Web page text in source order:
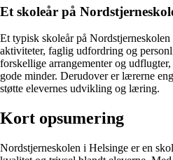
Et skoleår på
Et typisk skoleår på
aktiviteter, faglig udfordring og
forskellige arrangementer og
gode minder. Derudover er lærerne
støtte elevernes udvikling og læring.
Kort opsumering
Nordstjerneskolen i Helsinge er en